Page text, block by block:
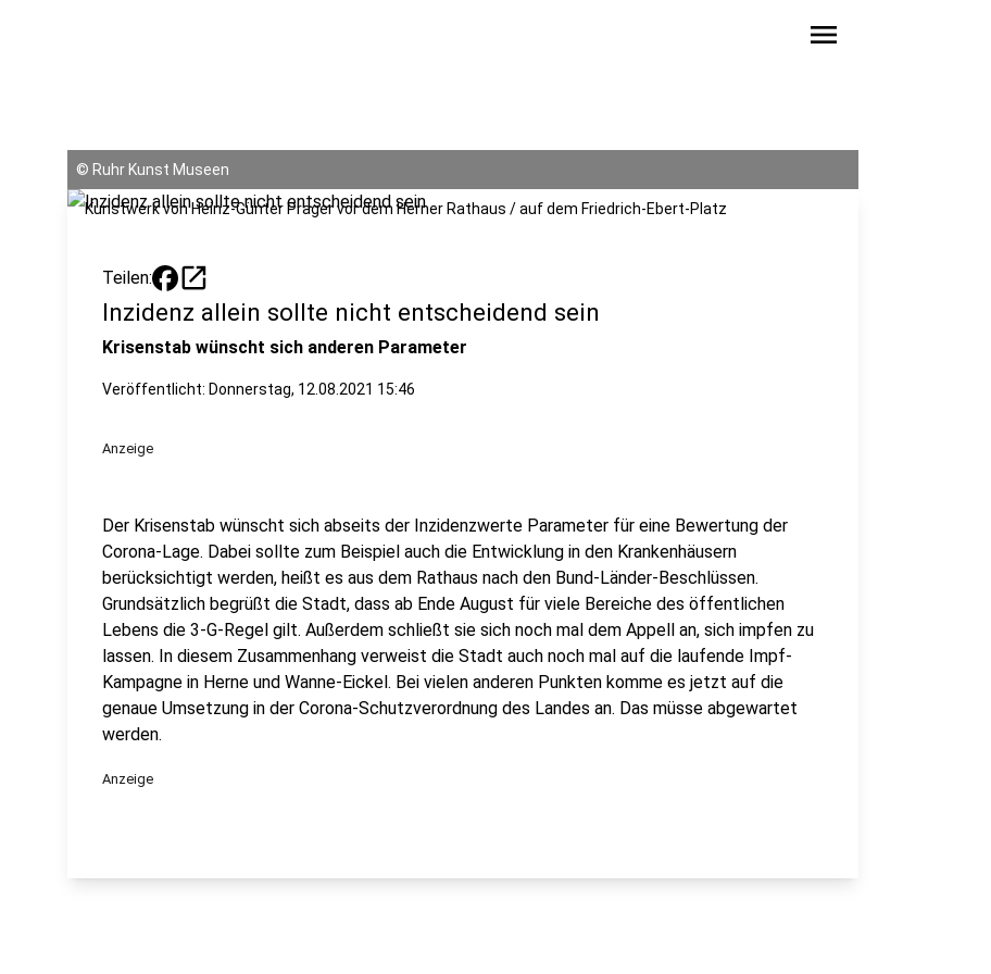
menu
© Ruhr Kunst Museen
Kunstwerk von Heinz-Günter Prager vor dem Herner Rathaus / auf dem Friedrich-Ebert-Platz
Teilen: open_in_new
Inzidenz allein sollte nicht entscheidend sein
Krisenstab wünscht sich anderen Parameter
Veröffentlicht: Donnerstag, 12.08.2021 15:46
Anzeige
Der Krisenstab wünscht sich abseits der Inzidenzwerte Parameter für eine Bewertung der
Corona-Lage. Dabei sollte zum Beispiel auch die Entwicklung in den Krankenhäusern
berücksichtigt werden, heißt es aus dem Rathaus nach den Bund-Länder-Beschlüssen.
Grundsätzlich begrüßt die Stadt, dass ab Ende August für viele Bereiche des öffentlichen
Lebens die 3-G-Regel gilt. Außerdem schließt sie sich noch mal dem Appell an, sich impfen zu
lassen. In diesem Zusammenhang verweist die Stadt auch noch mal auf die laufende Impf-
Kampagne in Herne und Wanne-Eickel. Bei vielen anderen Punkten komme es jetzt auf die
genaue Umsetzung in der Corona-Schutzverordnung des Landes an. Das müsse abgewartet
werden.
Anzeige